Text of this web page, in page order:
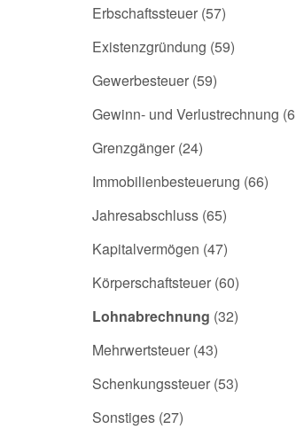
Erbschaftssteuer (57)
Existenzgründung (59)
Gewerbesteuer (59)
Gewinn- und Verlustrechnung
Grenzgänger (24)
Immobilienbesteuerung (66)
Jahresabschluss (65)
Kapitalvermögen (47)
Körperschaftsteuer (60)
Lohnabrechnung (32)
Mehrwertsteuer (43)
Schenkungssteuer (53)
Sonstiges (27)